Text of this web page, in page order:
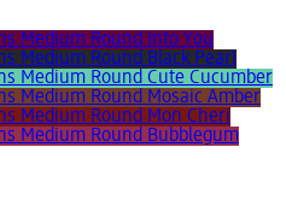
Medium Round Into You
Medium Round Black Pearl
Medium Round Cute Cucumber
Medium Round Mosaic Amber
Medium Round Mon Cheri
Medium Round Bubblegum